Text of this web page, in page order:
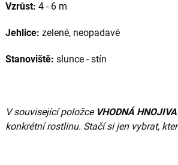
Vzrůst: 4 - 6 m
Jehlice: zelené, neopadavé
Stanoviště: slunce - stín
V související položce VHODNÁ HNOJIVA
konkrétní rostlinu. Stačí si jen vybrat,